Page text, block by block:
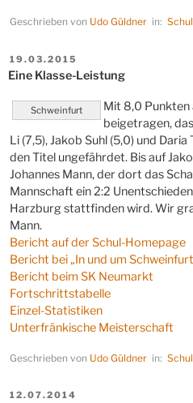
Geschrieben von Udo Güldnerin:
VERÖFFENTLICHT
AM
19.03.2015
Eine Klasse-Leistung
Schweinfurt
Mit 8,0 Punkten
beigetragen,
Li (7,5), Jakob Suhl (5,0) und
den Titel ungefährdet. Bis auf
Johannes Mann, der dort das
Mannschaft ein 2:2
Harzburg stattfinden wird. Wir
Mann.
Bericht auf der Schul-Homepage
Bericht bei „In und um
Bericht beim SK Neumarkt
Fortschrittstabelle
Einzel-Statistiken
Unterfränkische Meisterschaft
Geschrieben von Udo Güldnerin:
VERÖFFENTLICHT
12.07.2014